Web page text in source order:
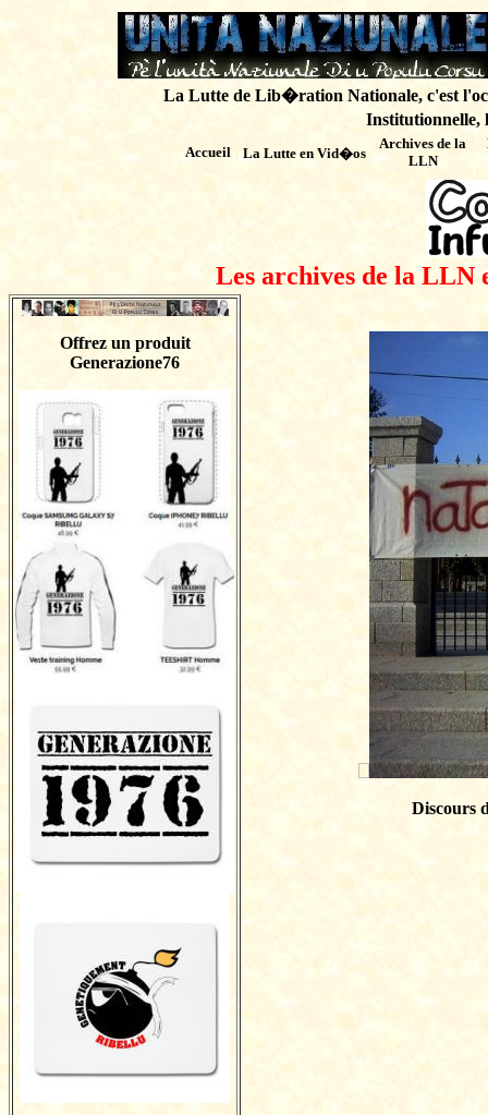
La Lutte de Lib�ration Nationale, c'est
Institutionnelle,
Accueil La Lutte en Vid�os
Archives de la
LLN
Les archives de la LLN
Offrez un produit
Generazione76
Discours